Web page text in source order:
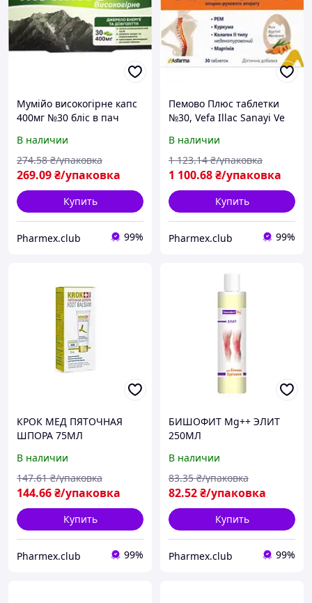
Мумійо високогірне капс
400мг №30 бліс в пач
В наличии
269.09₴/упаковка
274.58 ₴/упаковка
Купить
Pharmex.club 99%
Пемово Плюс таблетки
№30, Vefa Illac Sanayi Ve
В наличии
1 100.68₴/упаковка
1 123.14 ₴/упаковка
Купить
Pharmex.club 99%
КРОК МЕД ПЯТОЧНАЯ
ШПОРА 75МЛ
В наличии
144.66₴/упаковка
147.61 ₴/упаковка
Купить
Pharmex.club 99%
БИШОФИТ Mg++ ЭЛИТ
250МЛ
В наличии
82.52₴/упаковка
83.35 ₴/упаковка
Купить
Pharmex.club 99%